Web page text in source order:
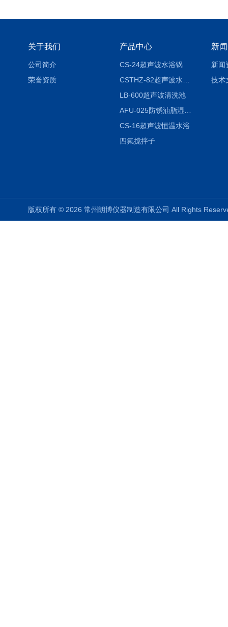
关于我们
公司简介
荣誉资质
产品中心
CS-24超声波水浴锅
LB-600超声波清洗池
CS-16超声波恒温水浴
四氟搅拌子
新
新闻
技术
版权所有 © 2026 常州朗博仪器制造有限公司 All Rights